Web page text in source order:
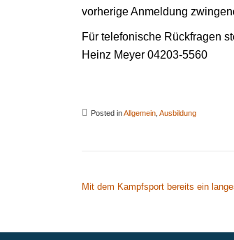
vorherige Anmeldung
Für telefonische Rückfragen
Heinz Meyer 04203-5560
Posted inAllgemein Ausbildung
Mit dem Kampfsport bereits ein